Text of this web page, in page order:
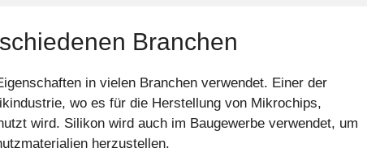
Branchen
in vielen Branchen verwendet. Einer der
wo es für die Herstellung von Mikrochips,
wird. Silikon wird auch im Baugewerbe verwendet, um
herzustellen.